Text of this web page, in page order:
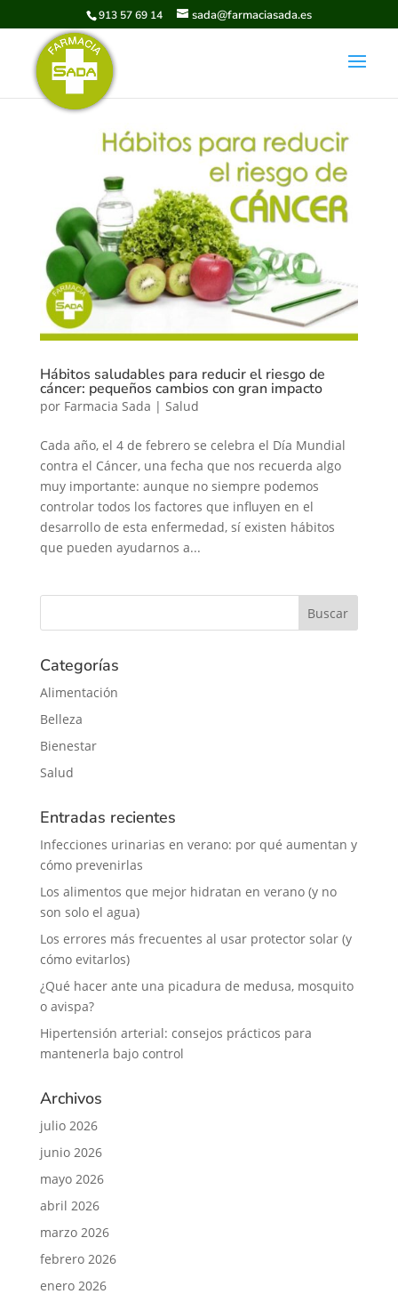
913 57 69 14 sada@farmaciasada.es
Hábitos saludables para reducir el riesgo de
cáncer: pequeños cambios con gran impacto
por Farmacia Sada | Salud
Cada año, el 4 de febrero se celebra el Día Mundial
contra el Cáncer, una fecha que nos recuerda algo
muy importante: aunque no siempre podemos
controlar todos los factores que influyen en el
desarrollo de esta enfermedad, sí existen hábitos
que pueden ayudarnos a...
Categorías
Alimentación
Belleza
Bienestar
Salud
Entradas recientes
Infecciones urinarias en verano: por qué aumentan y
cómo prevenirlas
Los alimentos que mejor hidratan en verano (y no
son solo el agua)
Los errores más frecuentes al usar protector solar (y
cómo evitarlos)
¿Qué hacer ante una picadura de medusa, mosquito
o avispa?
Hipertensión arterial: consejos prácticos para
mantenerla bajo control
Archivos
julio 2026
junio 2026
mayo 2026
abril 2026
marzo 2026
febrero 2026
enero 2026